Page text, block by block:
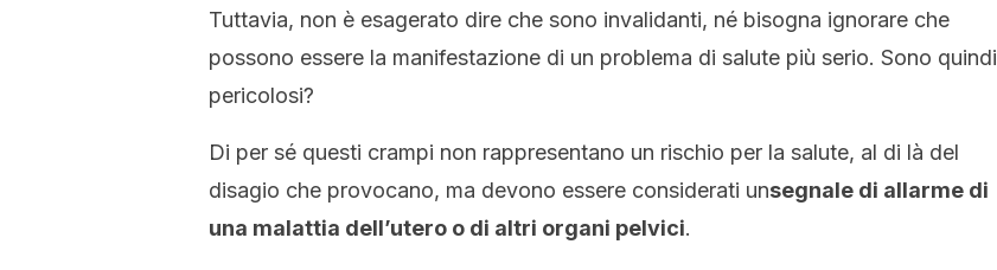
Tuttavia, non è esagerato dire che sono invalidanti, né bisogna ignorare che
possono essere la manifestazione di un problema di salute più serio. Sono quindi
pericolosi?
Di per sé questi crampi non rappresentano un rischio per la salute, al di là del
disagio che provocano, ma devono essere considerati unsegnale di allarme di
una malattia dell’utero o di altri organi pelvici.